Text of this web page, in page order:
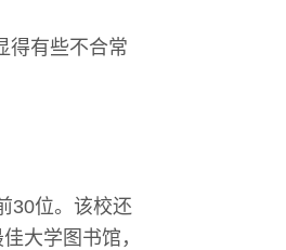
得有些不合常
30位。该校还
大学图书馆，